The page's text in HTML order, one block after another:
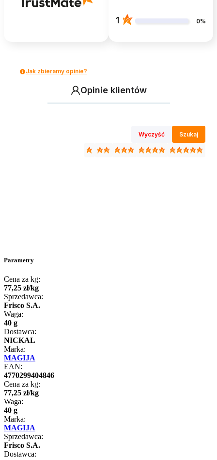
1 0%
Jak zbieramy opinie?
Opinie klientów
Wyczyść Szukaj
Parametry
Cena za kg:
77,25 zł/kg
Sprzedawca:
Frisco S.A.
Waga:
40 g
Dostawca:
NICKAL
Marka:
MAGIJA
EAN:
4770299404846
Cena za kg:
77,25 zł/kg
Waga:
40 g
Marka:
MAGIJA
Sprzedawca:
Frisco S.A.
Dostawca: